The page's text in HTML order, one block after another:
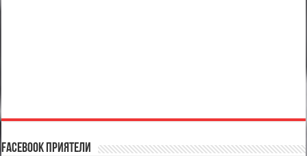
Facebook Приятели